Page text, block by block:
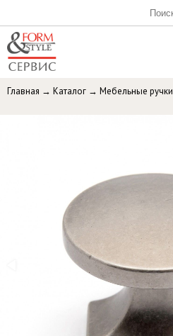
Главная → Каталог → Мебельные ручки